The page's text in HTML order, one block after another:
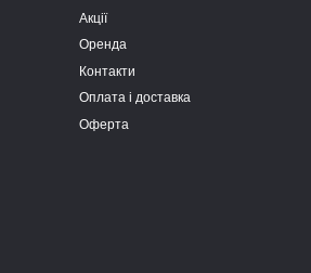
Акції
Оренда
Контакти
Оплата і доставка
Оферта